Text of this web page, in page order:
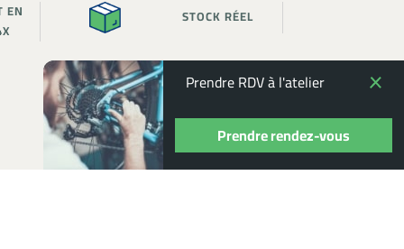
Prendre RDV à l'atelier
Prendre rendez-vous
EN
STOCK RÉEL